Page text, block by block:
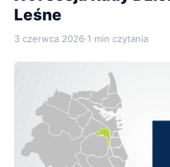
Leśne
3 czerwca 2026·1 min czytania